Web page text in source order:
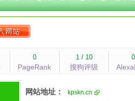
0
PageRank
1 / 10
搜狗评级
0
网站地址： kpskn.cn